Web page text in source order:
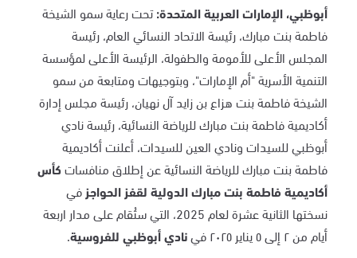
أبوظبي، الإمارات العربية المتحدة:تحت رعاية سمو الشيخة
فاطمة بنت مبارك، رئيسة الاتحاد النسائي العام، رئيسة
المجلس الأعلى للأمومة والطفولة، الرئيسة الأعلى لمؤسسة
التنمية الأسرية "أم الإمارات"، وبتوجيهات ومتابعة من سمو
الشيخة فاطمة بنت هزاع بن زايد آل نهيان، رئيسة مجلس إدارة
أكاديمية فاطمة بنت مبارك للرياضة النسائية، رئيسة نادي
أبوظبي للسيدات ونادي العين للسيدات، أعلنت أكاديمية
فاطمة بنت مبارك للرياضة النسائية عن إطلاق منافساتكأس
أكاديمية فاطمة بنت مبارك الدولية لقفز الحواجزفي
نسختها الثانية عشرة لعام 2025، التي ستُقام على مدار اربعة
أيام من ٢ إلى ٥ يناير ٢٠٢٥ في
نادي أبوظبي للفروسية.